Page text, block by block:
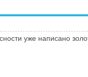
уже написано